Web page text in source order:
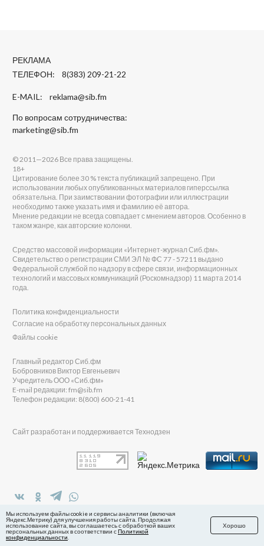
РЕКЛАМА
ТЕЛЕФОН: 8(383) 209-21-22
E-MAIL: reklama@sib.fm
По вопросам сотрудничества:
marketing@sib.fm
в Яндекс.Дзен
© 2011—2026 Все права защищены.
18+
Цитирование более 30 % текста публикаций запрещено. При
использовании любых опубликованных материалов гиперссылка
обязательна. При заимствовании фотографии или иллюстрации
необходимо также указать имя и фамилию её автора.
Мнение редакции не всегда совпадает с мнением авторов. Особенно в
таком жанре, как авторские колонки.
Средство массовой информации «Интернет-журнал Сиб.фм».
Свидетельство о регистрации СМИ ЭЛ № ФС 77 - 57211 выдано
Федеральной службой по надзору в сфере связи, информационных
технологий и массовых коммуникаций (Роскомнадзор) 11 марта 2014
года.
Политика конфиденциальности
Согласие на обработку персональных данных
Файлы cookie
Главный редактор Сиб.фм
Бобровников Виктор Евгеньевич
Учредитель ООО «Сиб.фм»
E-mail редакции: fm@sib.fm
Телефон редакции: 8(800) 600-21-41
Сайт разработан и поддерживается Технодзен
Мы используем файлы cookie и сервисы аналитики (включая
Яндекс.Метрику) для улучшения работы сайта. Продолжая
использование сайта, вы соглашаетесь с обработкой ваших
персональных данных в соответствии сПолитикой
конфиденциальности
Хорошо